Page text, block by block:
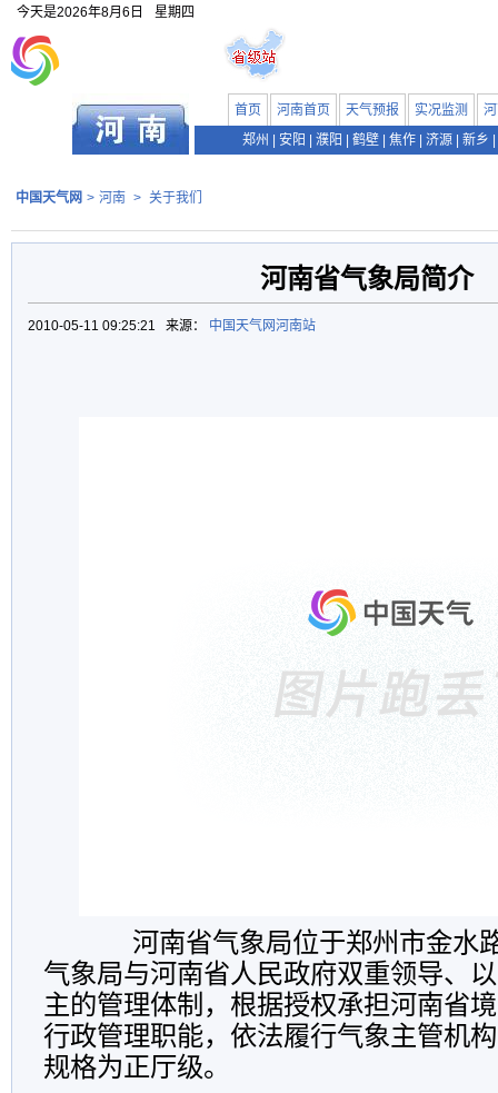
今天是2026年8月6日 星期四
首页 河南首页 天气预报 实况监测
郑州
安阳 濮阳 鹤壁 焦作 济源 新乡
中国天气网 > 河南 > 关于我们
河南省气象局简介
2010-05-11 09:25:21 来源： 中国天气网河南站
河南省气象局位于郑州市金水
气象局与河南省人民政府双重领导、
主的管理体制，根据授权承担河南省
行政管理职能，依法履行气象主管机
规格为正厅级。